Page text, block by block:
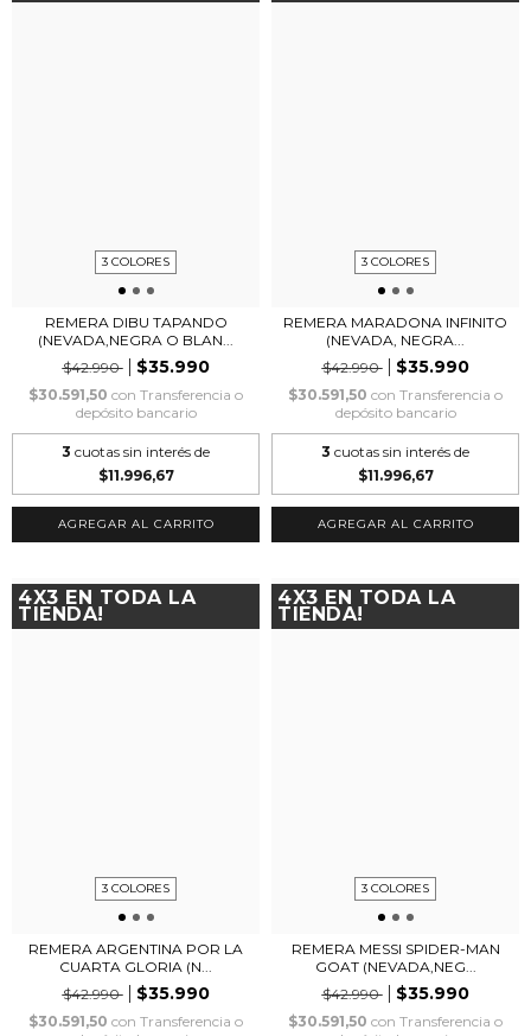
3 COLORES
REMERA DIBU TAPANDO
(NEVADA,NEGRA O BLAN...
$42.990
$35.990
$30.591,50 con Transferencia o
depósito bancario
3 cuotas sin interés de
$11.996,67
AGREGAR AL CARRITO
3 COLORES
REMERA MARADONA INFINITO
(NEVADA, NEGRA...
$42.990
$35.990
$30.591,50 con Transferencia o
depósito bancario
3 cuotas sin interés de
$11.996,67
AGREGAR AL CARRITO
4X3 EN TODA LA
TIENDA!
3 COLORES
REMERA ARGENTINA POR LA
CUARTA GLORIA (N...
$42.990
$35.990
$30.591,50 con Transferencia o
4X3 EN TODA LA
TIENDA!
3 COLORES
REMERA MESSI SPIDER-MAN
GOAT (NEVADA,NEG...
$42.990
$35.990
$30.591,50 con Transferencia o